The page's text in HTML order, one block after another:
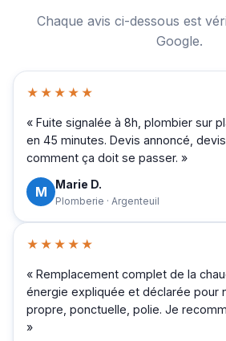
Chaque avis ci-dessous est
Google.
★★★★★
« Fuite signalée à 8h, plombier sur
en 45 minutes. Devis annoncé,
comment ça doit se passer. »
M Marie D.
Plomberie · Argenteuil
★★★★★
« Remplacement complet de la
énergie expliquée et déclarée pour
propre, ponctuelle, polie. Je
»